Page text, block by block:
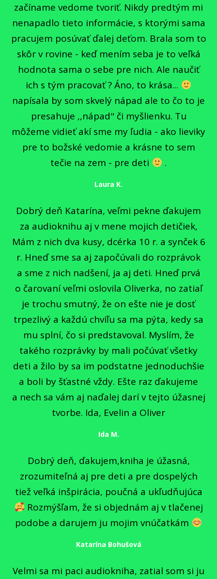
začíname vedome tvoriť. Nikdy predtým mi
nenapadlo tieto informácie, s ktorými sama
pracujem posúvať ďalej deťom. Brala som to
skôr v rovine - keď mením seba je to veľká
hodnota sama o sebe pre nich. Ale naučiť
ich s tým pracovať ? Áno, to krása...
napísala by som skvelý nápad ale to čo to je
presahuje ,,nápad" či myšlienku. Tu
môžeme vidieť akí sme my ľudia - ako lieviky
pre to božské vedomie a krásne to sem
tečie na zem - pre deti
.
Laura K.
Dobrý deň Katarína, veľmi pekne ďakujem
za audioknihu aj v mene mojich detičiek,
Mám z nich dva kusy, dcérka 10 r. a synček 6
r. Hneď sme sa aj započúvali do rozprávok
a sme z nich nadšení, ja aj deti. Hneď prvá
o čarovaní veľmi oslovila Oliverka, no zatiaľ
je trochu smutný, že on ešte nie je dosť
trpezlivý a každú chvíľu sa ma pýta, kedy sa
mu splní, čo si predstavoval. Myslím, že
takého rozprávky by mali počúvať všetky
deti a žilo by sa im podstatne jednoduchšie
a boli by šťastné vždy. Ešte raz ďakujeme
a nech sa vám aj naďalej darí v tejto úžasnej
tvorbe. Ida, Evelin a Oliver
Ida M.
Dobrý deň, ďakujem,kniha je úžasná,
zrozumiteľná aj pre deti a pre dospelých
tiež veľká inšpirácia, poučná a ukľudňujúca
Rozmýšľam, že si objednám aj v tlačenej
podobe a darujem ju mojim vnúčatkám
Katarína Bohušová
Velmi sa mi paci audiokniha, zatial som si ju